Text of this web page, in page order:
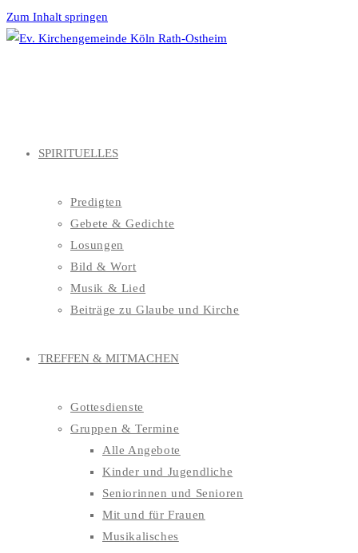
Zum Inhalt springen
SPIRITUELLES
Predigten
Gebete & Gedichte
Losungen
Bild & Wort
Musik & Lied
Beiträge zu Glaube und Kirche
TREFFEN & MITMACHEN
Gottesdienste
Gruppen & Termine
Alle Angebote
Kinder und Jugendliche
Seniorinnen und Senioren
Mit und für Frauen
Musikalisches